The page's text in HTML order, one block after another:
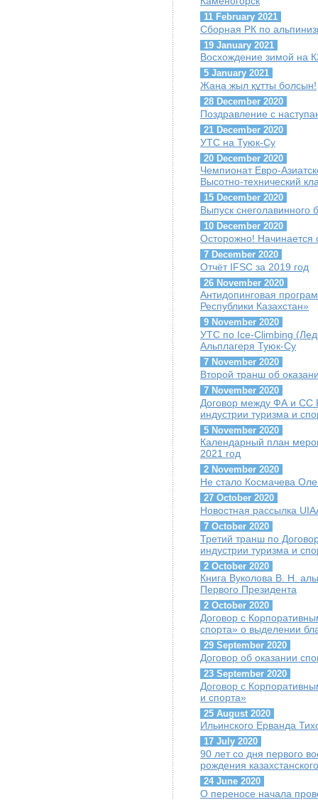
11 February 2021
Сборная РК по
19 January 2021
Восхождение зимой на
5 January 2021
Жаңа жыл құтты болсын!
28 December 2020
Поздравление с
21 December 2020
УТС на Туюк-Су
20 December 2020
Чемпионат Евро-
Высотно-технический
15 December 2020
Выпуск снеголавинного
10 December 2020
Осторожно! Начинается
7 December 2020
Отчёт IFSC за 2019 год
26 November 2020
Антидопинговая
Республики Казахстан»
9 November 2020
УТС по Ice-Climbing
Альплагеря Туюк-Су
7 November 2020
Второй транш об
7 November 2020
Договор между ФА и СС
индустрии туризма и
5 November 2020
Календарный план
2021 год
2 November 2020
Не стало Космачева
27 October 2020
Новостная рассылка
7 October 2020
Третий транш по
индустрии туризма и
2 October 2020
Книга Вуколова В. Н.
Первого Президента
2 October 2020
Договор с
спорта» о выделении
29 September 2020
Договор об оказании
23 September 2020
Договор с
и спорта»
25 August 2020
Ильинского Ерванда
17 July 2020
90 лет со дня первого
рождения
24 June 2020
О переносе начала